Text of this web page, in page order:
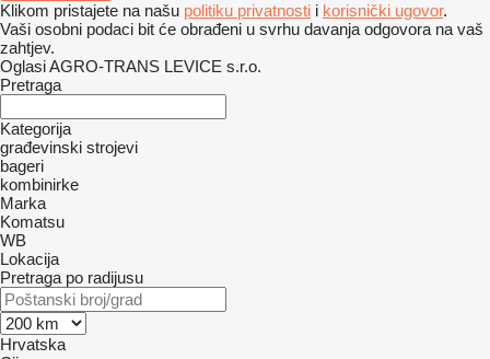
Klikom pristajete na našu politiku privatnosti i korisnički ugovor.
Vaši osobni podaci bit će obrađeni u svrhu davanja odgovora na vaš
zahtjev.
Oglasi AGRO-TRANS LEVICE s.r.o.
Pretraga
Kategorija
građevinski strojevi
bageri
kombinirke
Marka
Komatsu
WB
Lokacija
Pretraga po radijusu
Hrvatska